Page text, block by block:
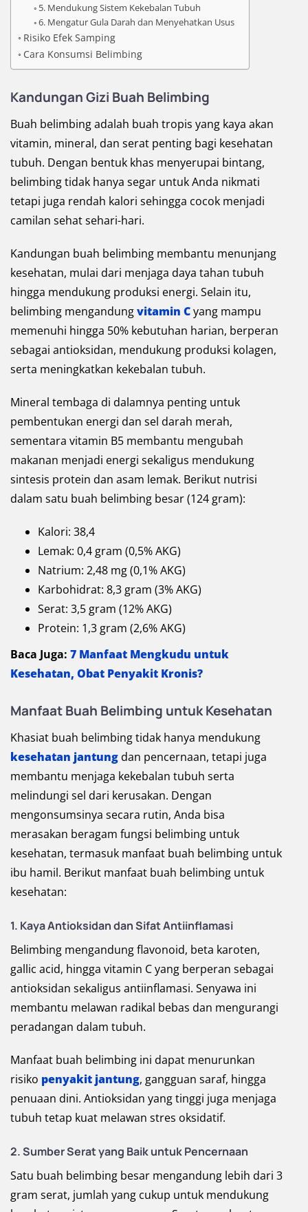
5. Mendukung Sistem Kekebalan Tubuh
6. Mengatur Gula Darah dan Menyehatkan Usus
Risiko Efek Samping
Cara Konsumsi Belimbing
Kandungan Gizi Buah Belimbing
Buah belimbing adalah buah tropis yang kaya akan
vitamin, mineral, dan serat penting bagi kesehatan
tubuh. Dengan bentuk khas menyerupai bintang,
belimbing tidak hanya segar untuk Anda nikmati
tetapi juga rendah kalori sehingga cocok menjadi
camilan sehat sehari-hari.
Kandungan buah belimbing membantu menunjang
kesehatan, mulai dari menjaga daya tahan tubuh
hingga mendukung produksi energi. Selain itu,
belimbing mengandungvitamin Cyang mampu
memenuhi hingga 50% kebutuhan harian, berperan
sebagai antioksidan, mendukung produksi kolagen,
serta meningkatkan kekebalan tubuh.
Mineral tembaga di dalamnya penting untuk
pembentukan energi dan sel darah merah,
sementara vitamin B5 membantu mengubah
makanan menjadi energi sekaligus mendukung
sintesis protein dan asam lemak. Berikut nutrisi
dalam satu buah belimbing besar (124 gram):
Kalori: 38,4
Lemak: 0,4 gram (0,5% AKG)
Natrium: 2,48 mg (0,1% AKG)
Karbohidrat: 8,3 gram (3% AKG)
Serat: 3,5 gram (12% AKG)
Protein: 1,3 gram (2,6% AKG)
Baca Juga: 7 Manfaat Mengkudu untuk
Kesehatan, Obat Penyakit Kronis?
Manfaat Buah Belimbing untuk Kesehatan
Khasiat buah belimbing tidak hanya mendukung
kesehatan jantung dan pencernaan, tetapi juga
membantu menjaga kekebalan tubuh serta
melindungi sel dari kerusakan. Dengan
mengonsumsinya secara rutin, Anda bisa
merasakan beragam fungsi belimbing untuk
kesehatan, termasuk manfaat buah belimbing untuk
ibu hamil. Berikut manfaat buah belimbing untuk
kesehatan:
1. Kaya Antioksidan dan Sifat Antiinflamasi
Belimbing mengandung flavonoid, beta karoten,
gallic acid, hingga vitamin C yang berperan sebagai
antioksidan sekaligus antiinflamasi. Senyawa ini
membantu melawan radikal bebas dan mengurangi
peradangan dalam tubuh.
Manfaat buah belimbing ini dapat menurunkan
risiko penyakit jantung, gangguan saraf, hingga
penuaan dini. Antioksidan yang tinggi juga menjaga
tubuh tetap kuat melawan stres oksidatif.
2. Sumber Serat yang Baik untuk Pencernaan
Satu buah belimbing besar mengandung lebih dari 3
gram serat, jumlah yang cukup untuk mendukung